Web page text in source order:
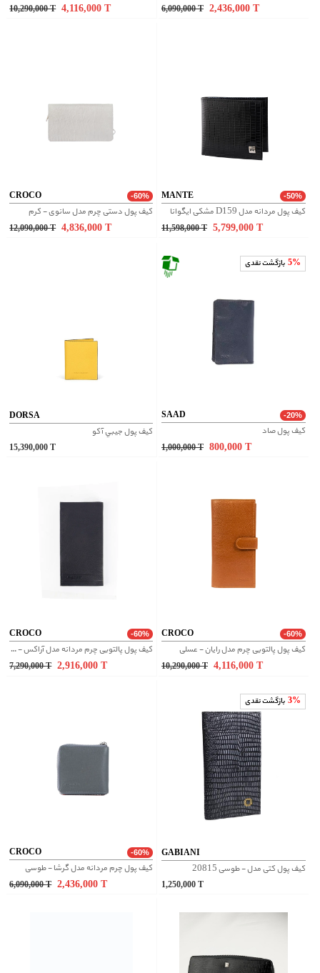
10,290,000 T 4,116,000 6,090,000 T 2,436,000
CROCO -60%
کیف پول دستی چرم مدل سانوی - کرم
12,090,000 T 4,836,000
MANTE -50%
کیف پول مردانه مدل D159 مشکی ایگوانا
11,598,000 T 5,799,000
DORSA
کيف پول جيبي آکو
15,390,000
5% بازگشت نقدی
SAAD -20%
کیف پول صاد
1,000,000 T 800,000
CROCO -60%
کیف پول پالتویی چرم مردانه مدل آراکس - مشکی
7,290,000 T 2,916,000
CROCO -60%
کیف پول پالتویی چرم مدل رایان - عسلی
10,290,000 T 4,116,000
CROCO -60%
کیف پول چرم مردانه مدل گرشا - طوسی
6,090,000 T 2,436,000
3% بازگشت نقدی
GABIANI
کیف پول کتی مدل - طوسی 20815
1,250,000